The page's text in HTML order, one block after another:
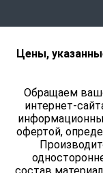
Цены,
Обращаем
интернет-
офертой,